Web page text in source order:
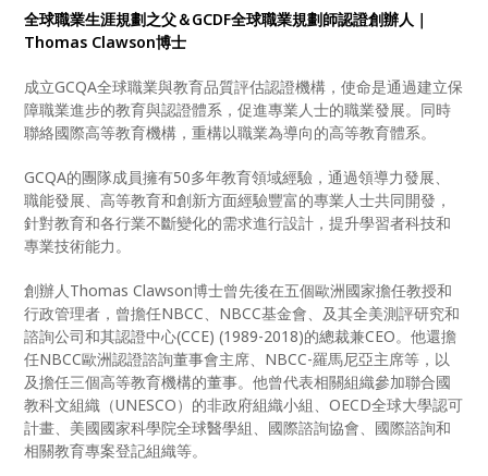
全球職業生涯規劃之父＆GCDF全球職業規劃師認證創辦人｜
Thomas Clawson博士
成立GCQA全球職業與教育品質評估認證機構，使命是通過建立保
障職業進步的教育與認證體系，促進專業人士的職業發展。同時
聯絡國際高等教育機構，重構以職業為導向的高等教育體系。
GCQA的團隊成員擁有50多年教育領域經驗，通過領導力發展、
職能發展、高等教育和創新方面經驗豐富的專業人士共同開發，
針對教育和各行業不斷變化的需求進行設計，提升學習者科技和
專業技術能力。
創辦人Thomas Clawson博士曾先後在五個歐洲國家擔任教授和
行政管理者，曾擔任NBCC、NBCC基金會、及其全美測評研究和
諮詢公司和其認證中心(CCE) (1989-2018)的總裁兼CEO。他還擔
任NBCC歐洲認證諮詢董事會主席、NBCC-羅馬尼亞主席等，以
及擔任三個高等教育機構的董事。他曾代表相關組織參加聯合國
教科文組織（UNESCO）的非政府組織小組、OECD全球大學認可
計畫、美國國家科學院全球醫學組、國際諮詢協會、國際諮詢和
相關教育專案登記組織等。